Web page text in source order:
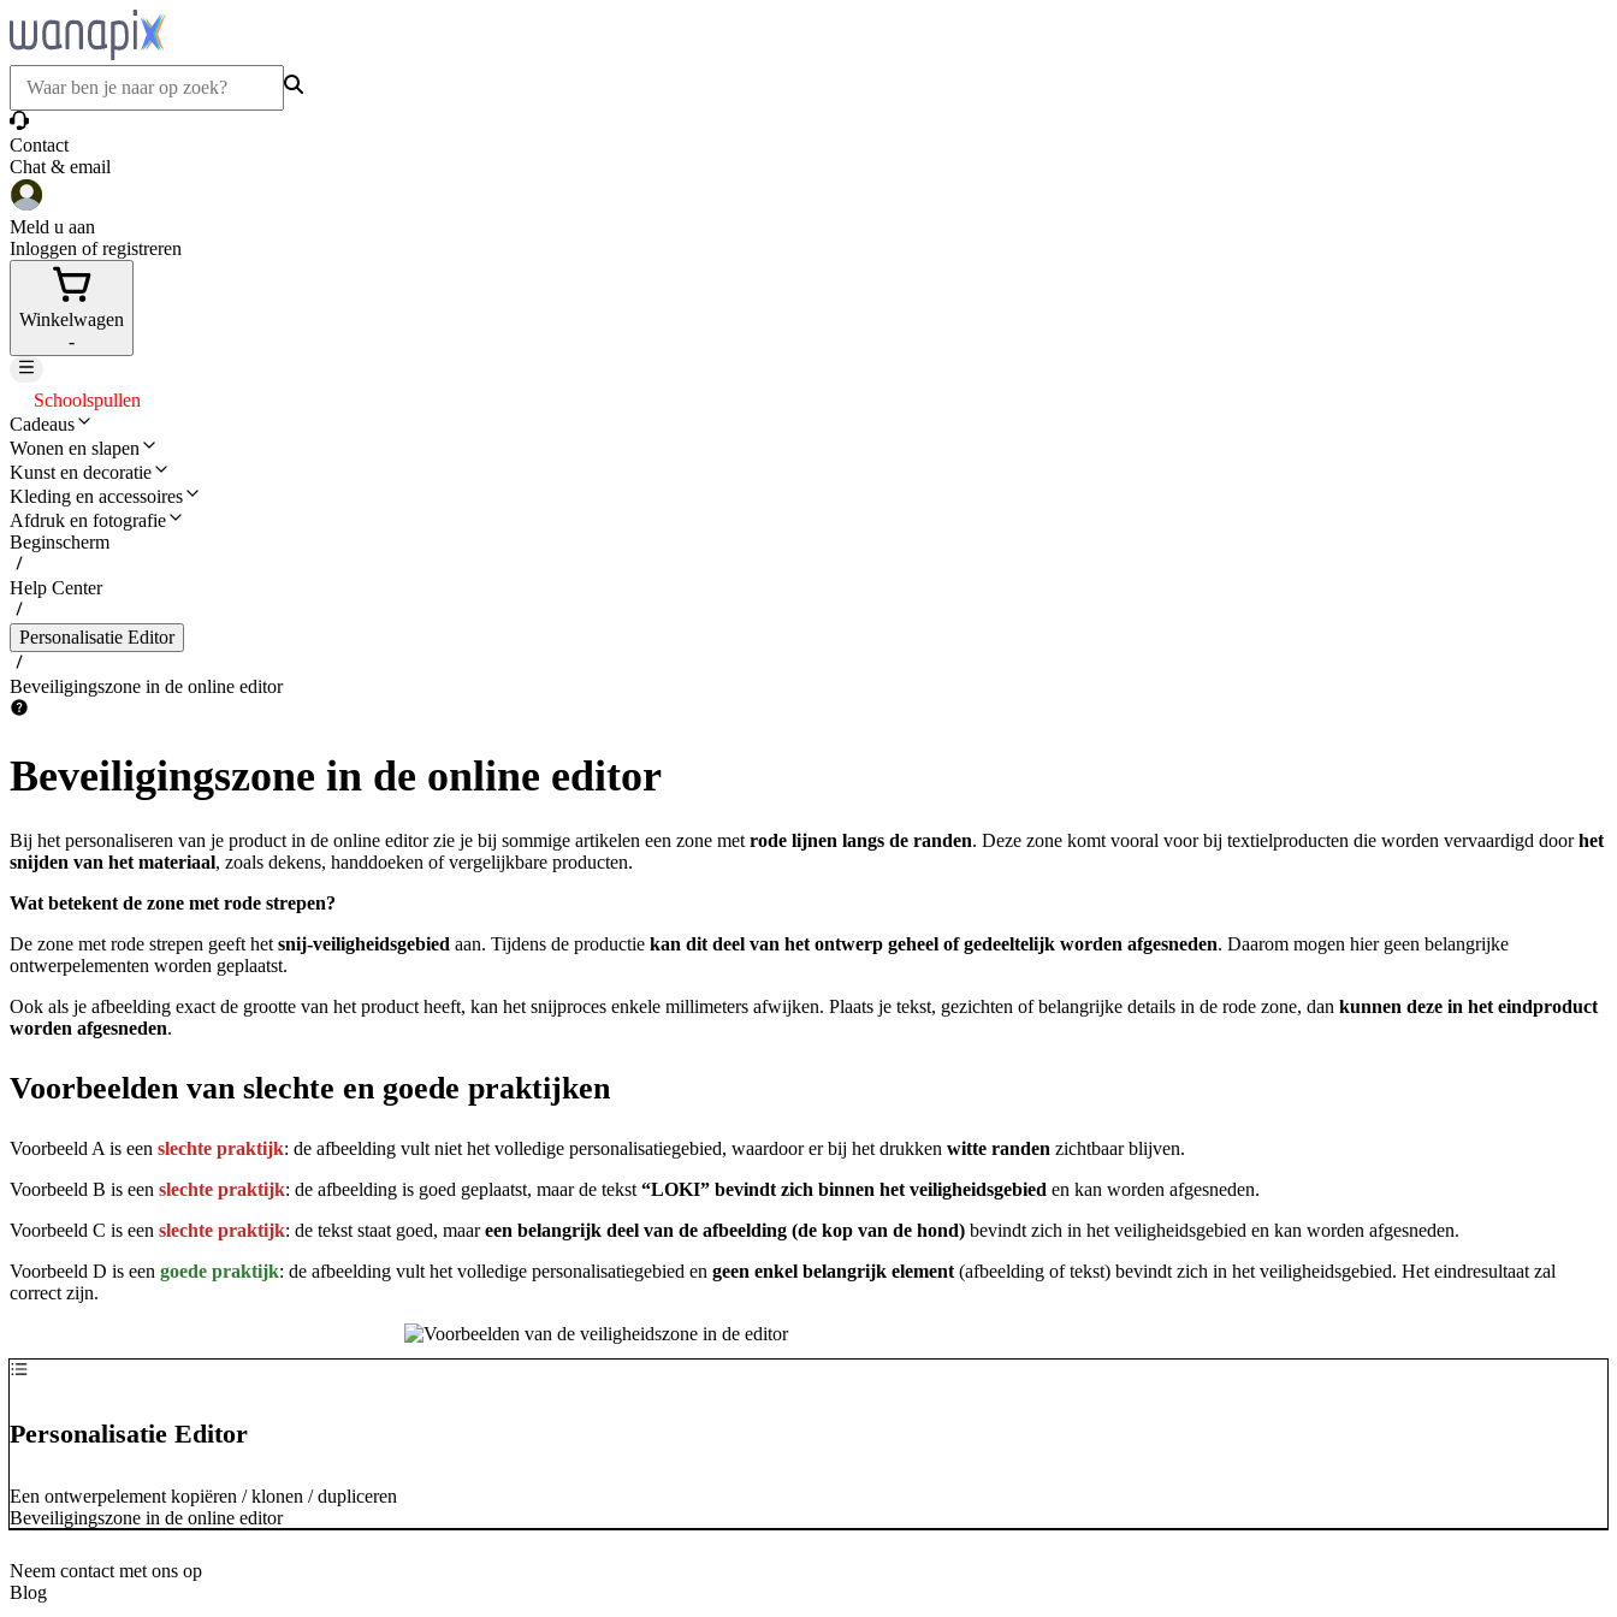
Contact
Chat & email
Meld u aan
Inloggen of registreren
Winkelwagen
-
Schoolspullen
Cadeaus
Wonen en slapen
Kunst en decoratie
Kleding en accessoires
Afdruk en fotografie
Beginscherm
Help Center
Personalisatie Editor
Beveiligingszone in de online editor
Beveiligingszone in de online editor
Bij het personaliseren van je product in de online editor zie je bij sommige artikelen een zone met rode lijnen langs de randen. Deze zone komt vooral voor bij textielproducten die worden vervaardigd doorhet
snijden van het materiaal, zoals dekens, handdoeken of vergelijkbare producten.
Wat betekent de zone met rode strepen?
De zone met rode strepen geeft het snij-veiligheidsgebied aan. Tijdens de productie kan dit deel van het ontwerp geheel of gedeeltelijk worden afgesneden. Daarom mogen hier geen belangrijke
ontwerpelementen worden geplaatst.
Ook als je afbeelding exact de grootte van het product heeft, kan het snijproces enkele millimeters afwijken. Plaats je tekst, gezichten of belangrijke details in de rode zone, dan kunnen deze in het eindproduct
worden afgesneden.
Voorbeelden van slechte en goede praktijken
Voorbeeld A is een slechte praktijk: de afbeelding vult niet het volledige personalisatiegebied, waardoor er bij het drukken witte randen zichtbaar blijven.
Voorbeeld B is een slechte praktijk: de afbeelding is goed geplaatst, maar de tekst “LOKI” bevindt zich binnen het veiligheidsgebied en kan worden afgesneden.
Voorbeeld C is een slechte praktijk: de tekst staat goed, maareen belangrijk deel van de afbeelding (de kop van de hond) bevindt zich in het veiligheidsgebied en kan worden afgesneden.
Voorbeeld D is een goede praktijk: de afbeelding vult het volledige personalisatiegebied en geen enkel belangrijk element (afbeelding of tekst) bevindt zich in het veiligheidsgebied. Het eindresultaat zal
correct zijn.
Personalisatie Editor
Een ontwerpelement kopiëren / klonen / dupliceren
Beveiligingszone in de online editor
Neem contact met ons op
Blog